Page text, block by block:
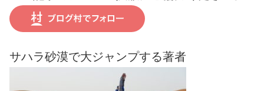
サハラ砂漠で大ジャンプする著者